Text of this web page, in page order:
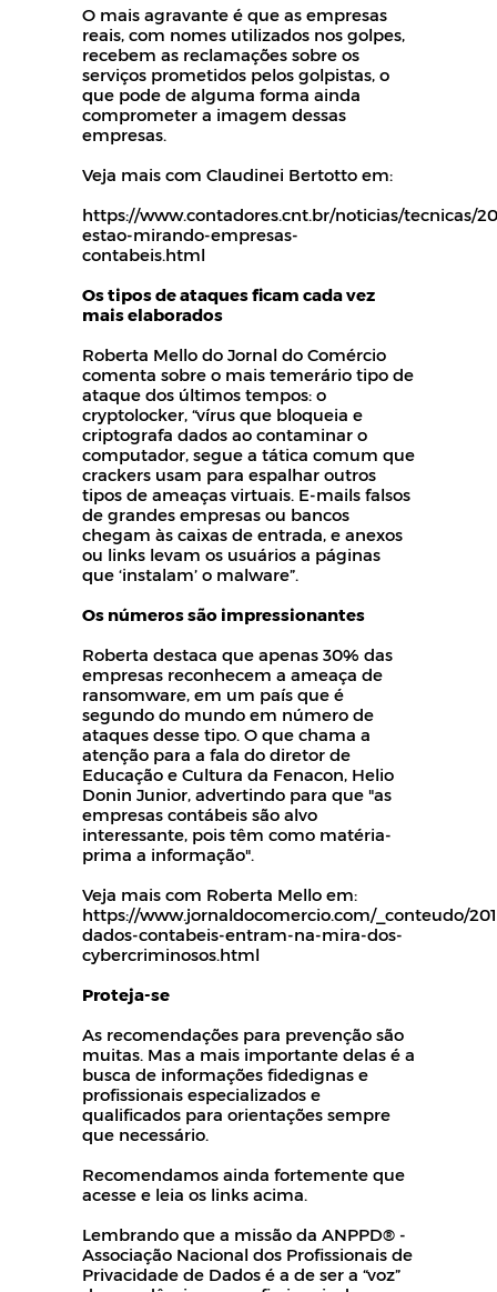
O mais agravante é que as empresas
reais, com nomes utilizados nos golpes,
recebem as reclamações sobre os
serviços prometidos pelos golpistas, o
que pode de alguma forma ainda
comprometer a imagem dessas
empresas.
Veja mais com Claudinei Bertotto em:
https://www.contadores.cnt.br/noticias/tecnicas/
estao-mirando-empresas-
contabeis.html
Os tipos de ataques ficam cada vez
mais elaborados
Roberta Mello do Jornal do Comércio
comenta sobre o mais temerário tipo de
ataque dos últimos tempos: o
cryptolocker, “vírus que bloqueia e
criptografa dados ao contaminar o
computador, segue a tática comum que
crackers usam para espalhar outros
tipos de ameaças virtuais. E-mails falsos
de grandes empresas ou bancos
chegam às caixas de entrada, e anexos
ou links levam os usuários a páginas
que ‘instalam’ o malware”.
Os números são impressionantes
Roberta destaca que apenas 30% das
empresas reconhecem a ameaça de
ransomware, em um país que é
segundo do mundo em número de
ataques desse tipo. O que chama a
atenção para a fala do diretor de
Educação e Cultura da Fenacon, Helio
Donin Junior, advertindo para que "as
empresas contábeis são alvo
interessante, pois têm como matéria-
prima a informação".
Veja mais com Roberta Mello em:
https://www.jornaldocomercio.com/_conteudo/
dados-contabeis-entram-na-mira-dos-
cybercriminosos.html
Proteja-se
As recomendações para prevenção são
muitas. Mas a mais importante delas é a
busca de informações fidedignas e
profissionais especializados e
qualificados para orientações sempre
que necessário.
Recomendamos ainda fortemente que
acesse e leia os links acima.
Lembrando que a missão da ANPPD® -
Associação Nacional dos Profissionais de
Privacidade de Dados é a de ser a “voz”